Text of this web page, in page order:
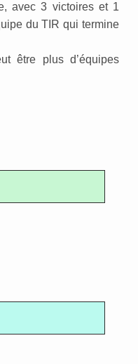
avec 3 victoires et 1
du TIR qui termine
être plus d’équipes